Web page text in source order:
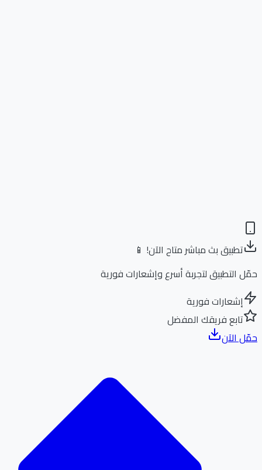
تطبيق بث مباشر متاح الآن! 📱
التطبيق لتجربة أسرع وإشعارات فورية
إشعارات فورية
تابع فريقك المفضل
الآن